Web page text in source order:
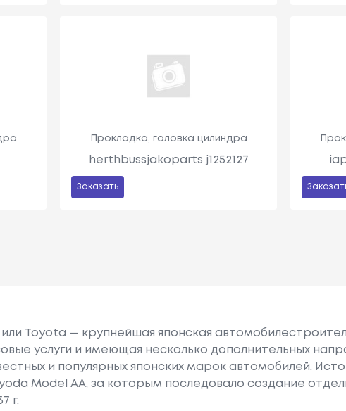
Прокладка, головка цилиндра
herthbussjakoparts j1252127
Заказать
Toyota — крупнейшая японская
услуги и имеющая несколько дополнительных
и популярных японских марок автомобилей.
Model AA, за которым последовало создание
г.